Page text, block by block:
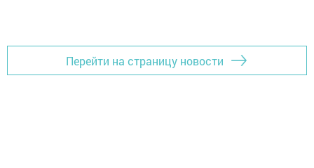
Перейти на страницу новости